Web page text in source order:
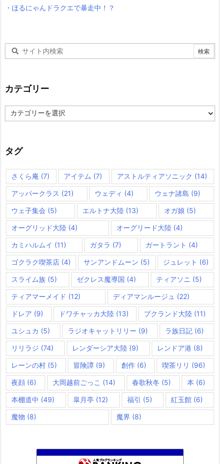
・ほるにゃんドラクエで暴走中！？
カテゴリー
テ
ー
タグ
さくら庵 (7) アイテム (7) アストルティアソニック (14)
アッパークラス (21) ウェディ (4) ウェナ諸島 (9)
ウェ子集会 (5) エルトナ大陸 (13) オガ娘 (5)
オーグリッド大陸 (4) オーグリード大陸 (4)
カミハルムイ (11) ガタラ (7) ガートラント (4)
ゴクラク喫茶店 (4) サンアンドムーン (5) ジュレット (6)
スライム族 (5) ゼクレス魔導国 (4) ティアソニ (5)
ティアマーメイド (12) ディアマンルージュ (22)
ドレア (9) ドワチャッカ大陸(13) プクランド大陸 (11)
ユシュカ (5) ラジオキャットリリー (9) ラ族日記 (6)
リリラジ (74) レンダーシア大陸 (9) レンドア港 (8)
レーンの村 (5) 冒険譚(9) 創作(6) 喫茶リリ (96)
夜顔 (6) 大岡越前ごっこ (14) 春歌秋冬 (5) 本 (6)
本棚道中 (49) 皐月亭 (12) 福引 (5) 紅玉館(6)
魔物 (8) 魔界 (8)